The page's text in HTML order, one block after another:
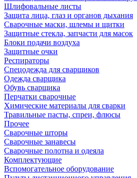
Шлифовальные листы
Защита лица, глаз и органов дыхания
Сварочные маски, шлемы и щитки
Защитные стекла, запчасти для масок
Блоки подачи воздуха
Защитные очки
Респираторы
Спецодежда для сварщиков
Одежда сварщика
Обувь сварщика
Перчатки сварочные
Химические материалы для сварки
Травильные пасты, спреи, флюсы
Прочее
Сварочные шторы
Сварочные занавесы
Сварочные полотна и одеяла
Комплектующие
Вспомогательное оборудование